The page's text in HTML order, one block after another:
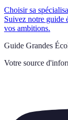
Choisir sa
Suivez notre guide
vos ambitions.
Guide Grandes
Votre source